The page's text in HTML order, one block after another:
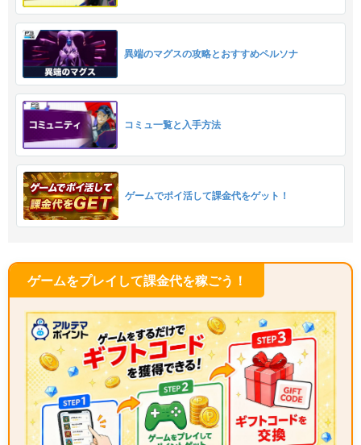
異端のマグスの攻略とおすすめペルソナ
コミュ一覧と入手方法
ゲームでポイ活して課金代をゲット！
ゲームをプレイして課金代を稼ごう！